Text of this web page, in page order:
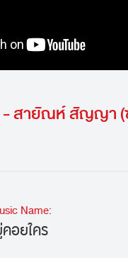
- สายัณห์ สัญญา (
Name:
อยใคร